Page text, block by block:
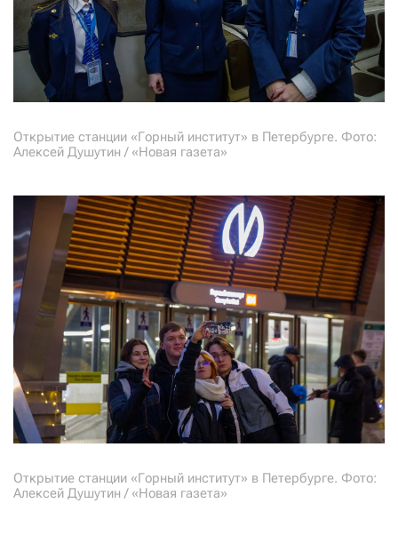
Открытие станции «Горный институт» в Петербурге. Фото:
Алексей Душутин / «Новая газета»
Открытие станции «Горный институт» в Петербурге. Фото:
Алексей Душутин / «Новая газета»